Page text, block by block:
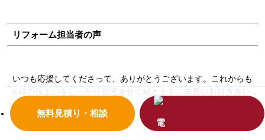
無料見積り・相談
リフォーム担当者の声
いつも応援してくださって、ありがとうございます。これからも
K様の住まいをしっかり管理させて戴きます。末長いお付き合い
お願いします。 担当：大東